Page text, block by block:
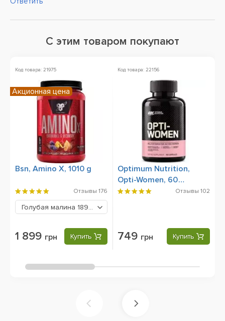
С этим товаром покупают
Код товара: 21975
Bsn, Amino X, 1010 g
Отзывы 176
Голубая малина 1899 грн
1 899 грн Купить
Акционная цена
Код товара: 22156
Optimum Nutrition,
Opti-Women, 60
Capsules
Отзывы 102
749 грн Купить